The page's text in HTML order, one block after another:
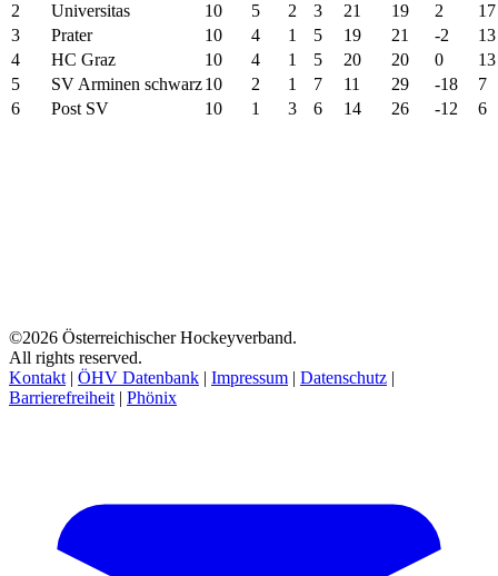
2
Universitas 10 5 2 3 21 19 2
17
3
Prater 10 4 1 5 19 21 -2
13
4
HC Graz 10 4 1 5 20 20 0
13
5
SV Arminen schwarz10 2 1 7 11 29 -18
7
6
Post SV 10 1 3 6 14 26 -12 6
©2026 Österreichischer Hockeyverband.
All rights reserved.
Kontakt | ÖHV Datenbank | Impressum | Datenschutz |
Barrierefreiheit | Phönix